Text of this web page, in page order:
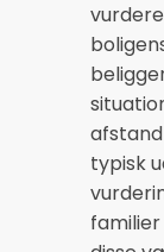
typisk